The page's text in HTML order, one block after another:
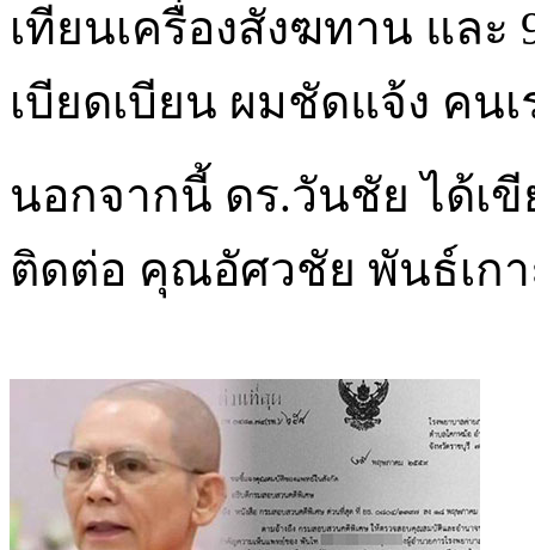
เทียนเครื่องสังฆทาน แล
เบียดเบียน ผมชัดแจ้ง คน
นอกจากนี้ ดร.วันชัย ได้เ
ติดต่อ คุณอัศวชัย พันธ์เก